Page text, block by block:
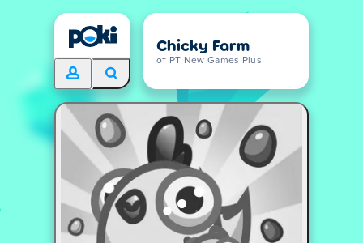
Chicky Farm
от PT New Games Plus